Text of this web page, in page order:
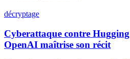
décryptage
Cyberattaque contre
OpenAI maîtrise son récit